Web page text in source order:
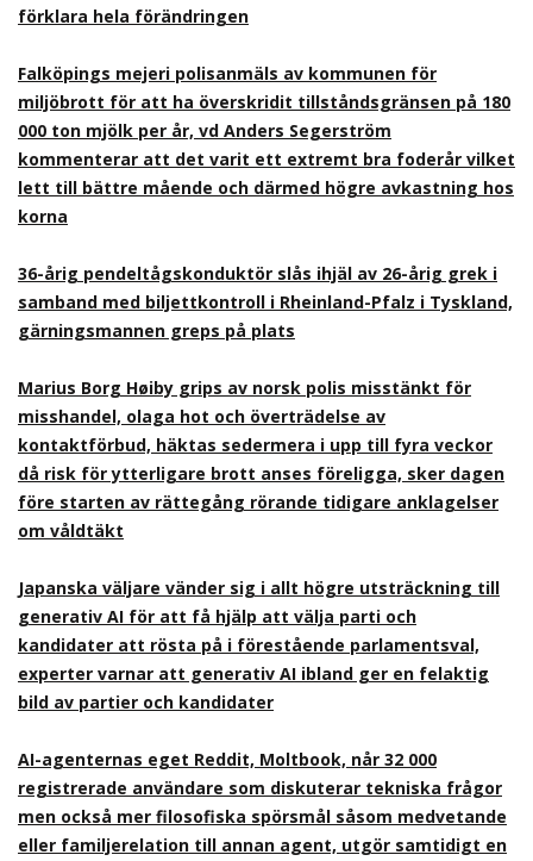
förklara hela förändringen
Falköpings mejeri polisanmäls av kommunen för
miljöbrott för att ha överskridit tillståndsgränsen på 180
000 ton mjölk per år, vd Anders Segerström
kommenterar att det varit ett extremt bra foderår vilket
lett till bättre mående och därmed högre avkastning hos
korna
36-årig pendeltågskonduktör slås ihjäl av 26-årig grek i
samband med biljettkontroll i Rheinland-Pfalz i Tyskland,
gärningsmannen greps på plats
Marius Borg Høiby grips av norsk polis misstänkt för
misshandel, olaga hot och överträdelse av
kontaktförbud, häktas sedermera i upp till fyra veckor
då risk för ytterligare brott anses föreligga, sker dagen
före starten av rättegång rörande tidigare anklagelser
om våldtäkt
Japanska väljare vänder sig i allt högre utsträckning till
generativ AI för att få hjälp att välja parti och
kandidater att rösta på i förestående parlamentsval,
experter varnar att generativ AI ibland ger en felaktig
bild av partier och kandidater
AI-agenternas eget Reddit, Moltbook, når 32 000
registrerade användare som diskuterar tekniska frågor
men också mer filosofiska spörsmål såsom medvetande
eller familjerelation till annan agent, utgör samtidigt en